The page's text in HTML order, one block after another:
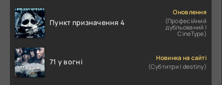
Пункт призначення 4
Оновлення
(Професійний
дубльований |
CineType)
71 у вогні
Новинка на сайті
(Субтитри | destiny)